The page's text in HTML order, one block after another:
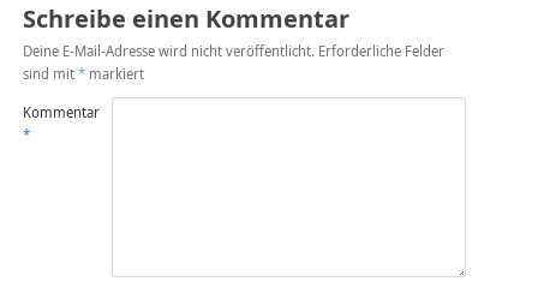
Schreibe einen Kommentar
Deine E-Mail-Adresse wird nicht veröffentlicht. Erforderliche Felder
sind mit *markiert
Kommentar
*